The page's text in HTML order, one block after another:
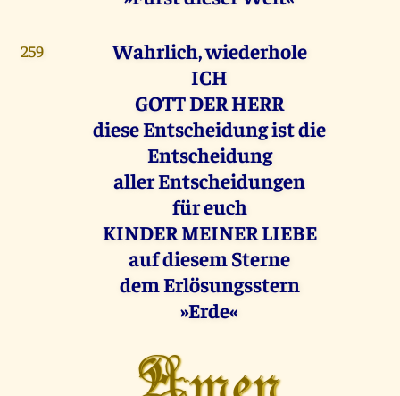
259
Wahrlich, wiederhole
ICH
GOTT DER HERR
diese Entscheidung ist die
Entscheidung
aller Entscheidungen
für euch
KINDER MEINER LIEBE
auf diesem Sterne
dem Erlösungsstern
»Erde«